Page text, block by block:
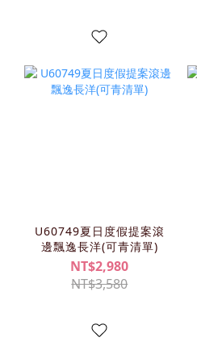
U60749夏日度假提案滾
邊飄逸長洋(可青清單)
NT$2,980
NT$3,580